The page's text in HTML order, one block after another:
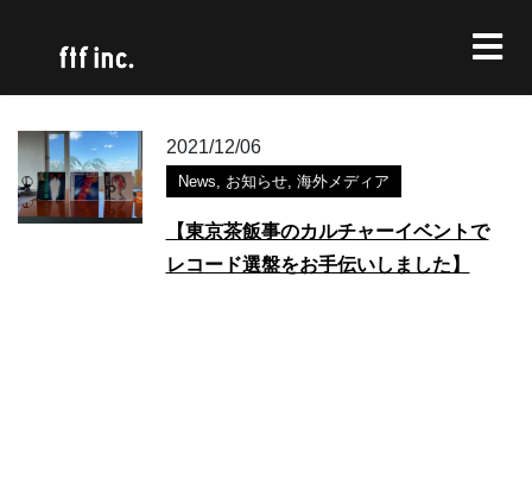
2021/12/06
News, お知らせ, 海外メディア
【東京茶飯事のカルチャーイベントで
レコード選盤をお手伝いしました】